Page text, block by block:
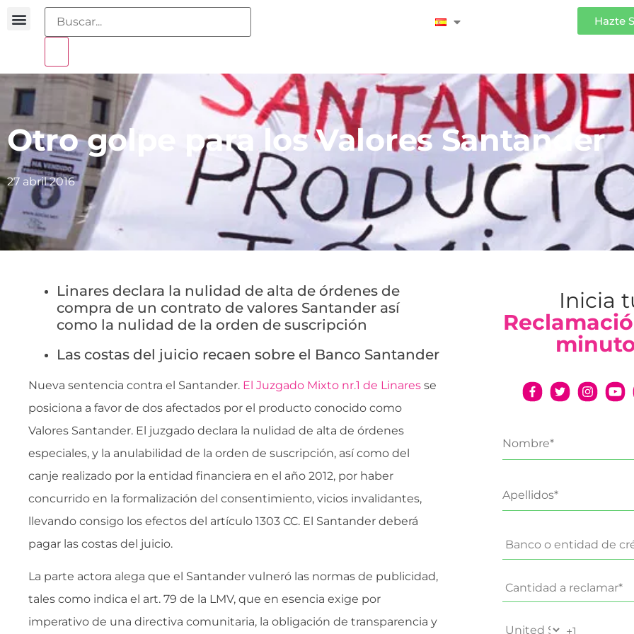
Hazte
Otro golpe para los Valores Santander
27 abril 2016
Linares declara la nulidad de alta de órdenes de
compra de un contrato de valores Santander así
como la nulidad de la orden de suscripción
Las costas del juicio recaen sobre el Banco Santander
Nueva sentencia contra el Santander. El Juzgado Mixto nr.1 de Linares se
posiciona a favor de dos afectados por el producto conocido como
Valores Santander. El juzgado declara la nulidad de alta de órdenes
especiales, y la anulabilidad de la orden de suscripción, así como del
canje realizado por la entidad financiera en el año 2012, por haber
concurrido en la formalización del consentimiento, vicios invalidantes,
llevando consigo los efectos del artículo 1303 CC. El Santander deberá
pagar las costas del juicio.
La parte actora alega que el Santander vulneró las normas de publicidad,
tales como indica el art. 79 de la LMV, que en esencia exige por
imperativo de una directiva comunitaria, la obligación de transparencia y
Inicia